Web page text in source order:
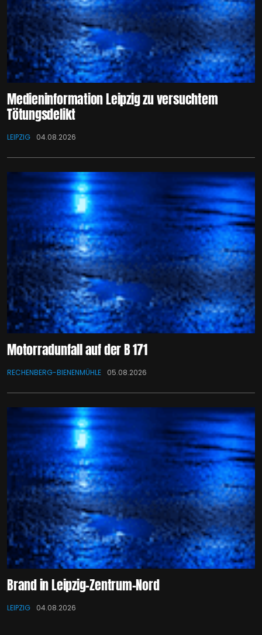
Medieninformation Leipzig zu versuchtem
Tötungsdelikt
LEIPZIG 04.08.2026
Motorradunfall auf der B 171
RECHENBERG-BIENENMÜHLE 05.08.2026
Brand in Leipzig-Zentrum-Nord
LEIPZIG 04.08.2026